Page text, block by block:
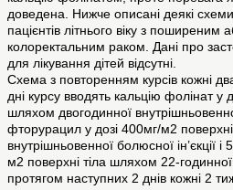
доведена. Нижче описані деякі
пацієнтів літнього віку з поширеним
колоректальним раком. Дані про
для лікування дітей відсутні.
Схема з повторенням курсів кожні
дні курсу вводять кальцію фолінат у
шляхом двогодинної
фторурацил у дозі 400мг/м2
внутрішньовенної болюсної ін’єкції
м2 поверхні тіла шляхом 22-годинної
протягом наступних 2 днів кожні 2